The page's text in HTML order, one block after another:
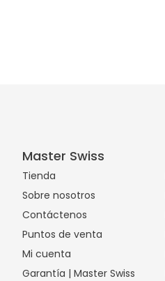
Master Swiss
Tienda
Sobre nosotros
Contáctenos
Puntos de venta
Mi cuenta
Garantía | Master Swiss